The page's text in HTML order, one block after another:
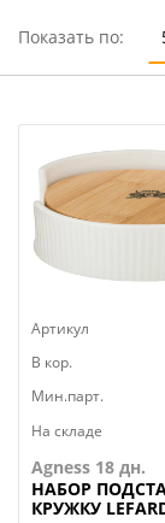
Показать по:
Артикул
В кор.
Мин.парт.
На складе
Agness 18 дн.
НАБОР
КРУЖКУ